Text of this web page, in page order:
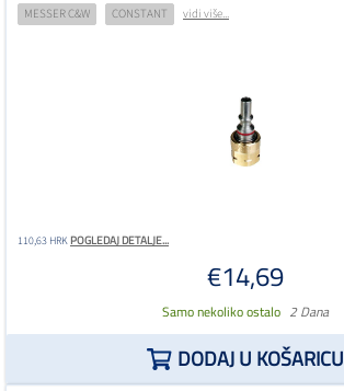
MESSER C&W CONSTANT vidi više...
110,63 HRKPOGLEDAJ DETALJE...
€14,69
Samo nekoliko ostalo 2 Dana
DODAJ U KOŠARICU